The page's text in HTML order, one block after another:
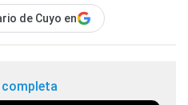
de Cuyo en